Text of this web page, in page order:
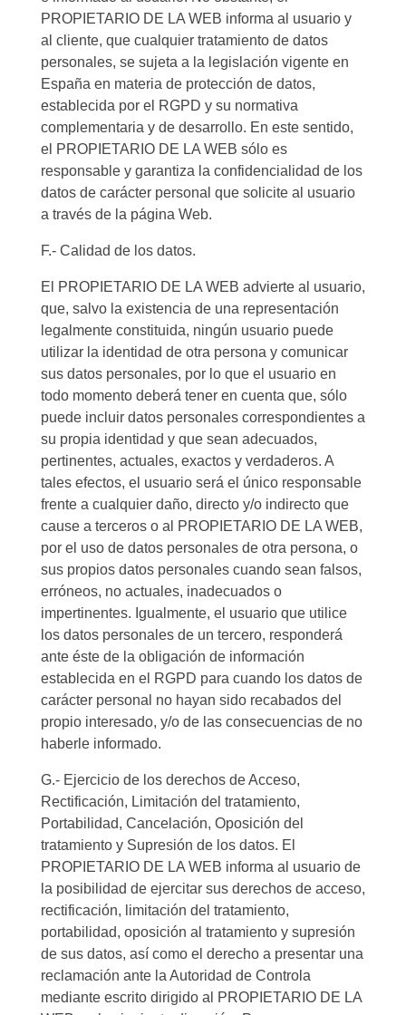
PROPIETARIO DE LA WEB informa al usuario y
al cliente, que cualquier tratamiento de datos
personales, se sujeta a la legislación vigente en
España en materia de protección de datos,
establecida por el RGPD y su normativa
complementaria y de desarrollo. En este sentido,
el PROPIETARIO DE LA WEB sólo es
responsable y garantiza la confidencialidad de los
datos de carácter personal que solicite al usuario
a través de la página Web.
F.- Calidad de los datos.
El PROPIETARIO DE LA WEB advierte al usuario,
que, salvo la existencia de una representación
legalmente constituida, ningún usuario puede
utilizar la identidad de otra persona y comunicar
sus datos personales, por lo que el usuario en
todo momento deberá tener en cuenta que, sólo
puede incluir datos personales correspondientes a
su propia identidad y que sean adecuados,
pertinentes, actuales, exactos y verdaderos. A
tales efectos, el usuario será el único responsable
frente a cualquier daño, directo y/o indirecto que
cause a terceros o al PROPIETARIO DE LA WEB,
por el uso de datos personales de otra persona, o
sus propios datos personales cuando sean falsos,
erróneos, no actuales, inadecuados o
impertinentes. Igualmente, el usuario que utilice
los datos personales de un tercero, responderá
ante éste de la obligación de información
establecida en el RGPD para cuando los datos de
carácter personal no hayan sido recabados del
propio interesado, y/o de las consecuencias de no
haberle informado.
G.- Ejercicio de los derechos de Acceso,
Rectificación, Limitación del tratamiento,
Portabilidad, Cancelación, Oposición del
tratamiento y Supresión de los datos. El
PROPIETARIO DE LA WEB informa al usuario de
la posibilidad de ejercitar sus derechos de acceso,
rectificación, limitación del tratamiento,
portabilidad, oposición al tratamiento y supresión
de sus datos, así como el derecho a presentar una
reclamación ante la Autoridad de Controla
mediante escrito dirigido al PROPIETARIO DE LA